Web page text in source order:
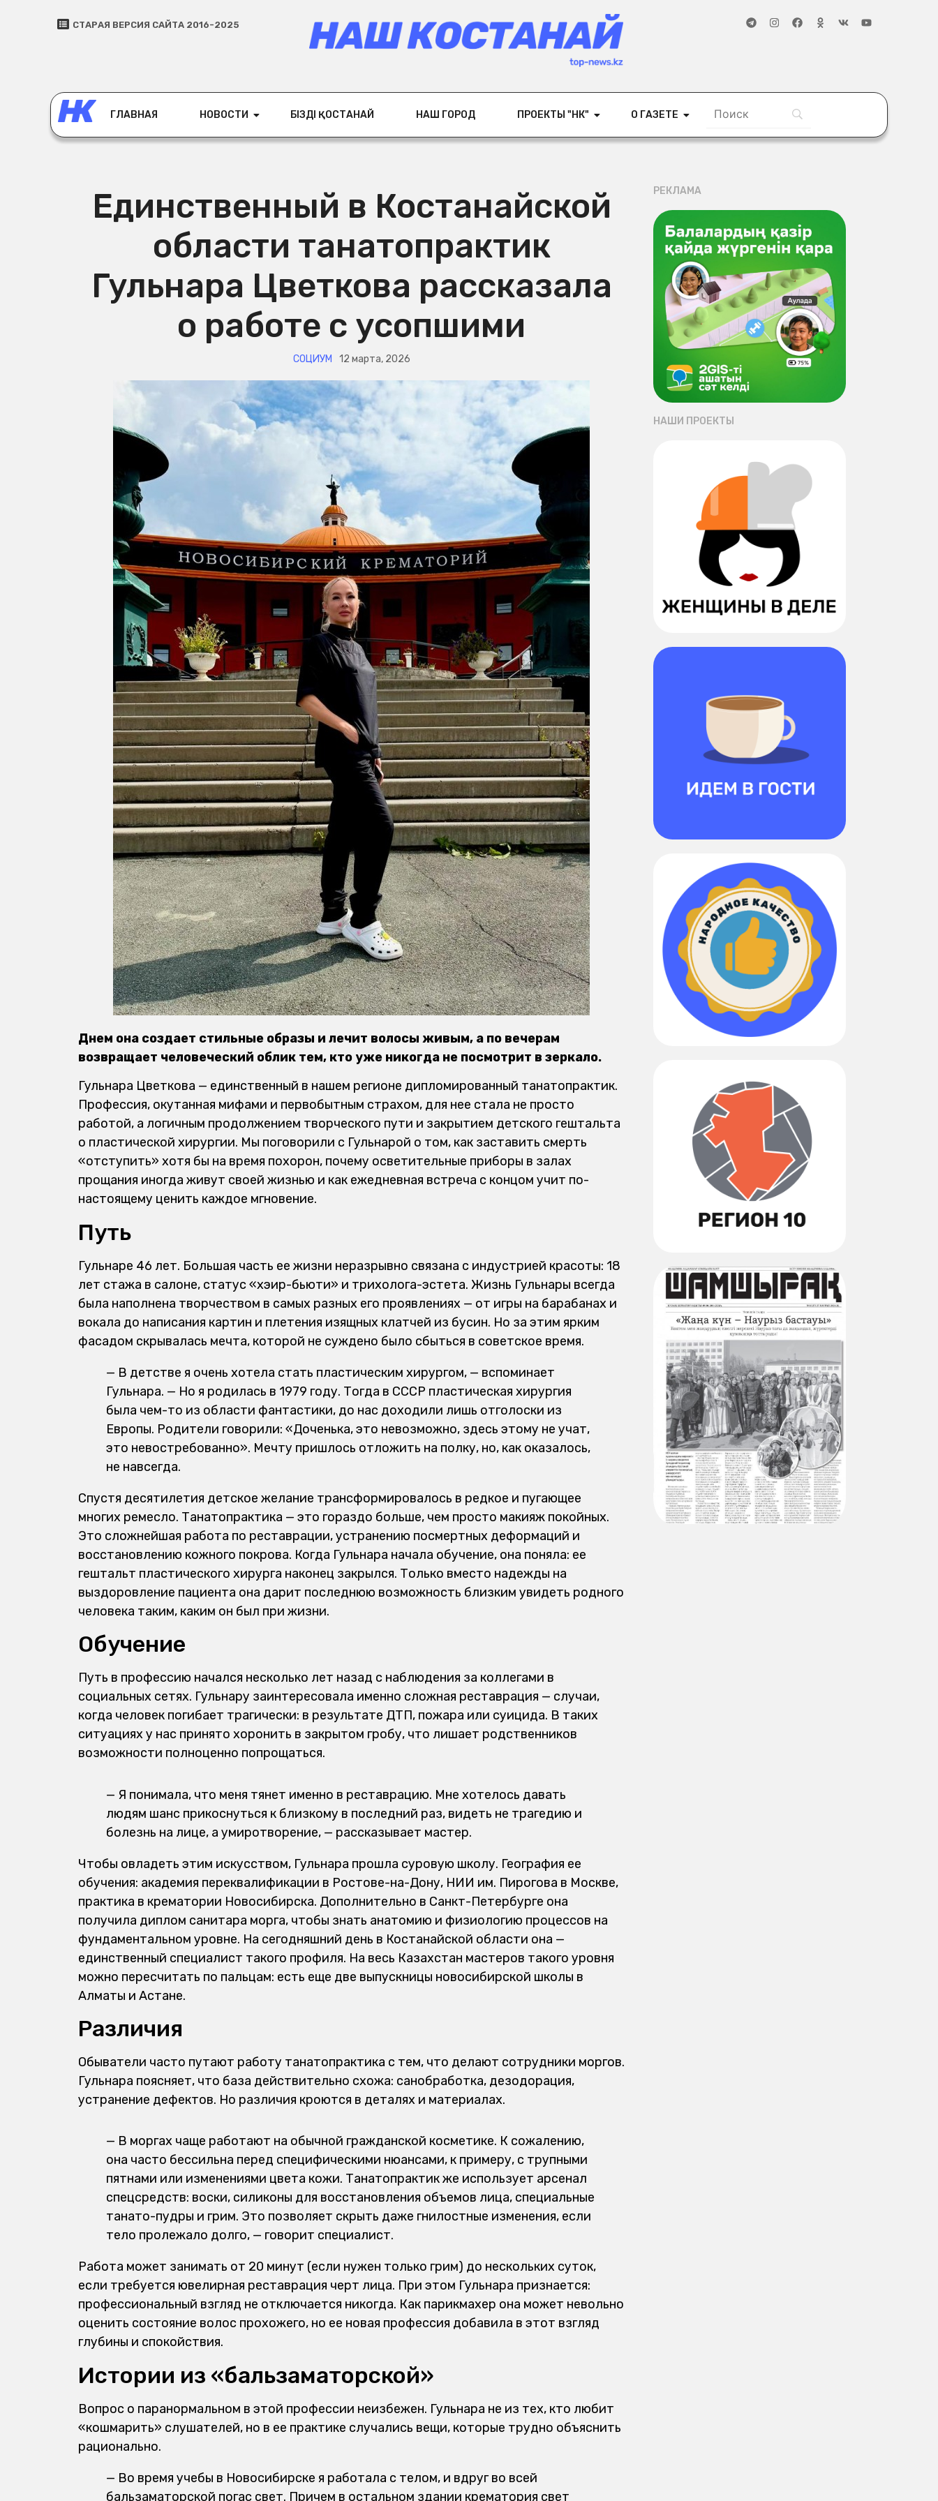
СТАРАЯ ВЕРСИЯ САЙТА 2016-2025
ГЛАВНАЯ НОВОСТИ БІЗДІҢ ҚОСТАНАЙ НАШ ГОРОД ПРОЕКТЫ "НК" О ГАЗЕТЕ
Единственный в Костанайской
области танатопрактик
Гульнара Цветкова рассказала
о работе с усопшими
СОЦИУМ 12 марта, 2026
Днем она создает стильные образы и лечит волосы живым, а по вечерам
возвращает человеческий облик тем, кто уже никогда не посмотрит в зеркало.
Гульнара Цветкова — единственный в нашем регионе дипломированный танатопрактик.
Профессия, окутанная мифами и первобытным страхом, для нее стала не просто
работой, а логичным продолжением творческого пути и закрытием детского гештальта
о пластической хирургии. Мы поговорили с Гульнарой о том, как заставить смерть
«отступить» хотя бы на время похорон, почему осветительные приборы в залах
прощания иногда живут своей жизнью и как ежедневная встреча с концом учит по-
настоящему ценить каждое мгновение.
Путь
Гульнаре 46 лет. Большая часть ее жизни неразрывно связана с индустрией красоты: 18
лет стажа в салоне, статус «хэир-бьюти» и трихолога-эстета. Жизнь Гульнары всегда
была наполнена творчеством в самых разных его проявлениях — от игры на барабанах и
вокала до написания картин и плетения изящных клатчей из бусин. Но за этим ярким
фасадом скрывалась мечта, которой не суждено было сбыться в советское время.
— В детстве я очень хотела стать пластическим хирургом, — вспоминает
Гульнара. — Но я родилась в 1979 году. Тогда в СССР пластическая хирургия
была чем-то из области фантастики, до нас доходили лишь отголоски из
Европы. Родители говорили: «Доченька, это невозможно, здесь этому не учат,
это невостребованно». Мечту пришлось отложить на полку, но, как оказалось,
не навсегда.
Спустя десятилетия детское желание трансформировалось в редкое и пугающее
многих ремесло. Танатопрактика — это гораздо больше, чем просто макияж покойных.
Это сложнейшая работа по реставрации, устранению посмертных деформаций и
восстановлению кожного покрова. Когда Гульнара начала обучение, она поняла: ее
гештальт пластического хирурга наконец закрылся. Только вместо надежды на
выздоровление пациента она дарит последнюю возможность близким увидеть родного
человека таким, каким он был при жизни.
Обучение
Путь в профессию начался несколько лет назад с наблюдения за коллегами в
социальных сетях. Гульнару заинтересовала именно сложная реставрация — случаи,
когда человек погибает трагически: в результате ДТП, пожара или суицида. В таких
ситуациях у нас принято хоронить в закрытом гробу, что лишает родственников
возможности полноценно попрощаться.
— Я понимала, что меня тянет именно в реставрацию. Мне хотелось давать
людям шанс прикоснуться к близкому в последний раз, видеть не трагедию и
болезнь на лице, а умиротворение, — рассказывает мастер.
Чтобы овладеть этим искусством, Гульнара прошла суровую школу. География ее
обучения: академия переквалификации в Ростове-на-Дону, НИИ им. Пирогова в Москве,
практика в крематории Новосибирска. Дополнительно в Санкт-Петербурге она
получила диплом санитара морга, чтобы знать анатомию и физиологию процессов на
фундаментальном уровне. На сегодняшний день в Костанайской области она —
единственный специалист такого профиля. На весь Казахстан мастеров такого уровня
можно пересчитать по пальцам: есть еще две выпускницы новосибирской школы в
Алматы и Астане.
Различия
Обыватели часто путают работу танатопрактика с тем, что делают сотрудники моргов.
Гульнара поясняет, что база действительно схожа: санобработка, дезодорация,
устранение дефектов. Но различия кроются в деталях и материалах.
— В моргах чаще работают на обычной гражданской косметике. К сожалению,
она часто бессильна перед специфическими нюансами, к примеру, с трупными
пятнами или изменениями цвета кожи. Танатопрактик же использует арсенал
спецсредств: воски, силиконы для восстановления объемов лица, специальные
танато-пудры и грим. Это позволяет скрыть даже гнилостные изменения, если
тело пролежало долго, — говорит специалист.
Работа может занимать от 20 минут (если нужен только грим) до нескольких суток,
если требуется ювелирная реставрация черт лица. При этом Гульнара признается:
профессиональный взгляд не отключается никогда. Как парикмахер она может невольно
оценить состояние волос прохожего, но ее новая профессия добавила в этот взгляд
глубины и спокойствия.
Истории из «бальзаматорской»
Вопрос о паранормальном в этой профессии неизбежен. Гульнара не из тех, кто любит
«кошмарить» слушателей, но в ее практике случались вещи, которые трудно объяснить
рационально.
— Во время учебы в Новосибирске я работала с телом, и вдруг во всей
бальзаматорской погас свет. Причем в остальном здании крематория свет
РЕКЛАМА
НАШИ ПРОЕКТЫ